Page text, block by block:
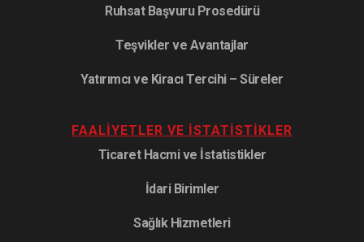
Ruhsat Başvuru Prosedürü
Teşvikler ve Avantajlar
Yatırımcı ve Kiracı Tercihi – Süreler
FAALIYETLER VE İSTATISTIKLER
Ticaret Hacmi ve İstatistikler
İdari Birimler
Sağlık Hizmetleri